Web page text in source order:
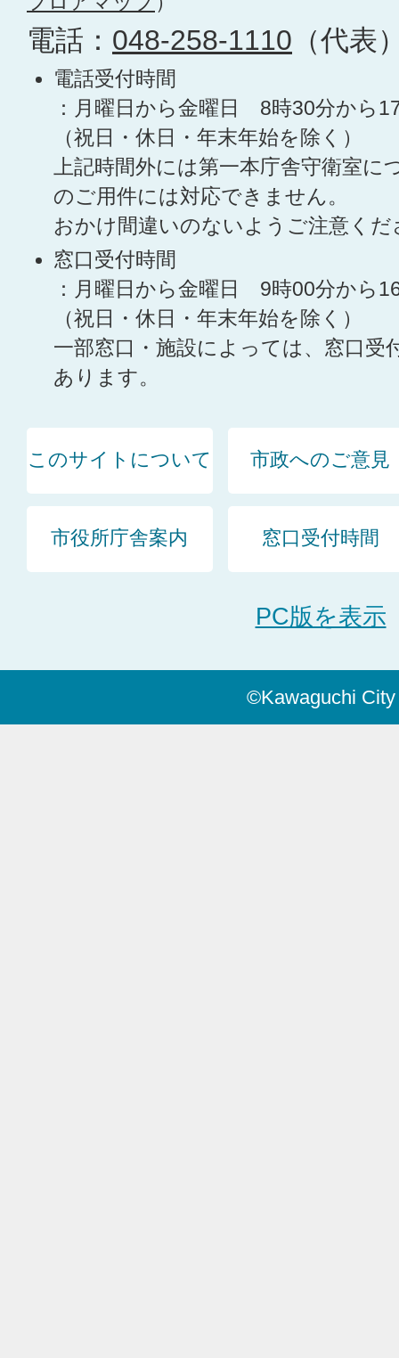
電話： 048-258-1110 （代表
電話受付時間
：月曜日から金曜日 8時30分から
（祝日・休日・年末年始を除く）
上記時間外には第一本庁舎守衛室に
のご用件には対応できません。
おかけ間違いのないようご注意くだ
窓口受付時間
：月曜日から金曜日 9時00分から
（祝日・休日・年末年始を除く）
一部窓口・施設によっては、窓口受
あります。
このサイトについて 市政へのご意見
市役所庁舎案内 窓口受付時間
PC版を表示
©Kawaguchi City